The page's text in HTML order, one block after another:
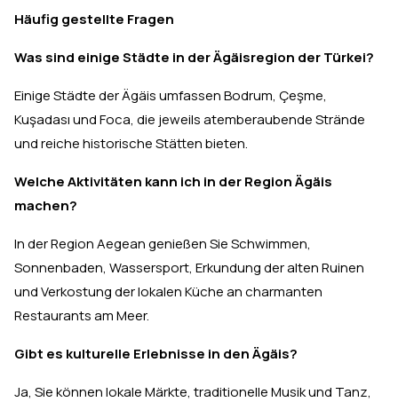
Häufig gestellte Fragen
Was sind einige Städte in der Ägäisregion der Türkei?
Einige Städte der Ägäis umfassen Bodrum, Çeşme,
Kuşadası und Foca, die jeweils atemberaubende Strände
und reiche historische Stätten bieten.
Welche Aktivitäten kann ich in der Region Ägäis
machen?
In der Region Aegean genießen Sie Schwimmen,
Sonnenbaden, Wassersport, Erkundung der alten Ruinen
und Verkostung der lokalen Küche an charmanten
Restaurants am Meer.
Gibt es kulturelle Erlebnisse in den Ägäis?
Ja, Sie können lokale Märkte, traditionelle Musik und Tanz,